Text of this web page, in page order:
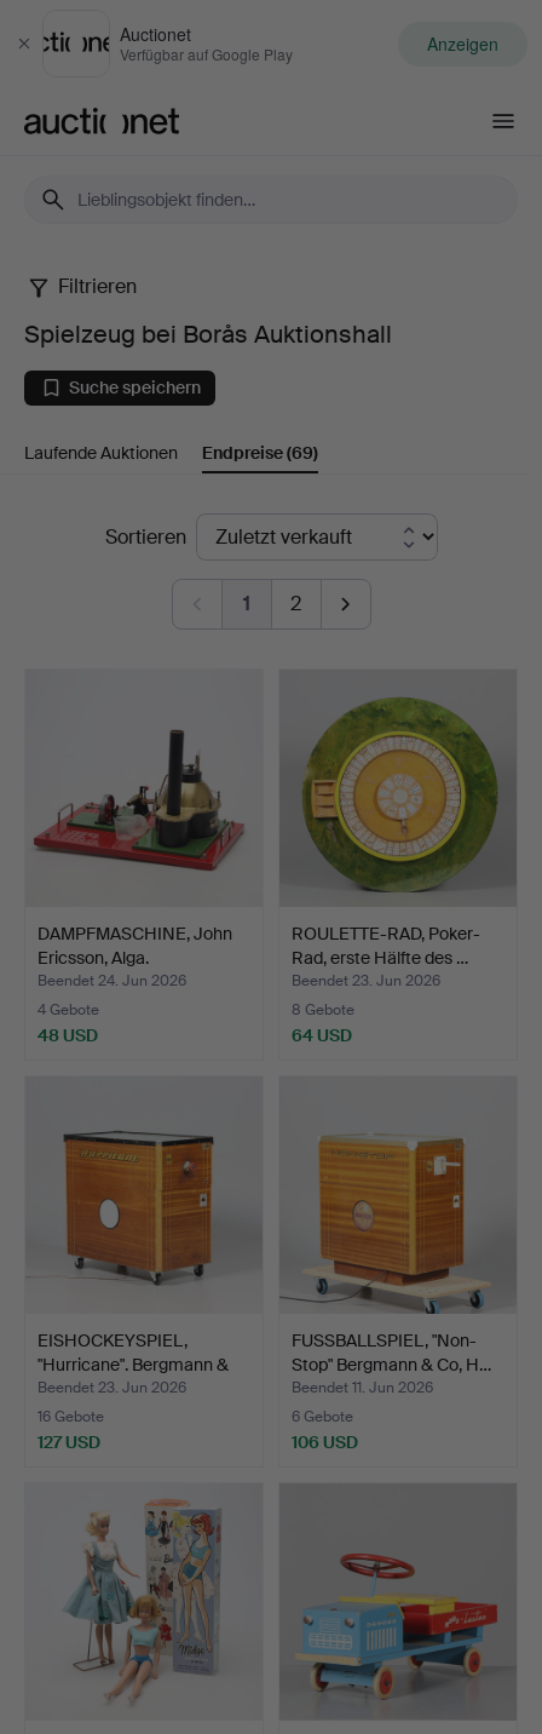
Schließen
Auctionet
Verfügbar auf Google Play Anzeigen
Spielzeug
bei
Borås
Auktionshall
Filtrieren
Spielzeug bei Borås Auktionshall
Suche speichern
Laufende Auktionen Endpreise(69)
EndpreiseSortieren
1 2
DAMPFMASCHINE, John
Ericsson, Alga.
Beendet 24. Jun 2026
4 Gebote
48 USD
ROULETTE-RAD, Poker-
Rad, erste Hälfte des …
Beendet 23. Jun 2026
8 Gebote
64 USD
EISHOCKEYSPIEL,
"Hurricane". Bergmann &
Co…
Beendet 23. Jun 2026
16 Gebote
127 USD
FUSSBALLSPIEL, "Non-
Stop" Bergmann & Co, H…
Beendet 11. Jun 2026
6 Gebote
106 USD